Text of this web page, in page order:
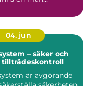
04. jun
– säker och
tillträdeskontroll
är avgörande